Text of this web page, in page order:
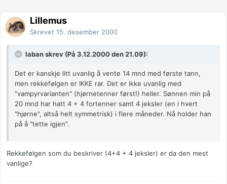
Lillemus
Skrevet 15. desember 2000
laban skrev (På 3.12.2000 den 21.09):
Det er kanskje litt uvanlig å vente 14 mnd med første tann,
men rekkefølgen er IKKE rar. Det er ikke uvanlig med
"vampyrvarianten" (hjørnetenner først!) heller. Sønnen min på
20 mnd har hatt 4 + 4 fortenner samt 4 jeksler (en i hvert
"hjørne", altså helt symmetrisk) i flere måneder. Nå holder han
på å "tette igjen".
Rekkefølgen som du beskriver (4+4 + 4 jeksler) er da den mest
vanlige?